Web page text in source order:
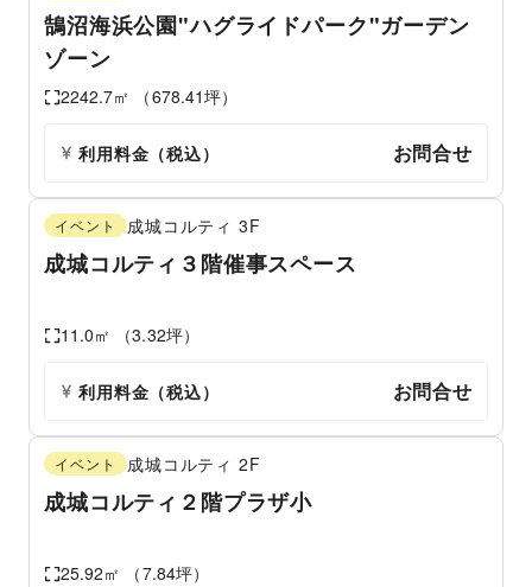
鵠沼海浜公園"ハグライドパーク"ガーデン
ゾーン
2242.7㎡ （678.41坪）
利用料金（税込） お問合せ
イベント 成城コルティ 3F
成城コルティ３階催事スペース
11.0㎡ （3.32坪）
利用料金（税込） お問合せ
イベント 成城コルティ 2F
成城コルティ２階プラザ小
25.92㎡ （7.84坪）